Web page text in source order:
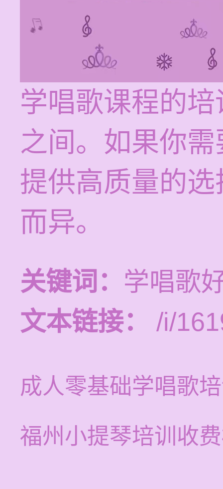
学唱歌课程的
之间。如果你
提供高质量的
而异。
关键词： 学唱歌
文本链接：
/i/
成人零基础学唱歌
福州小提琴培训收